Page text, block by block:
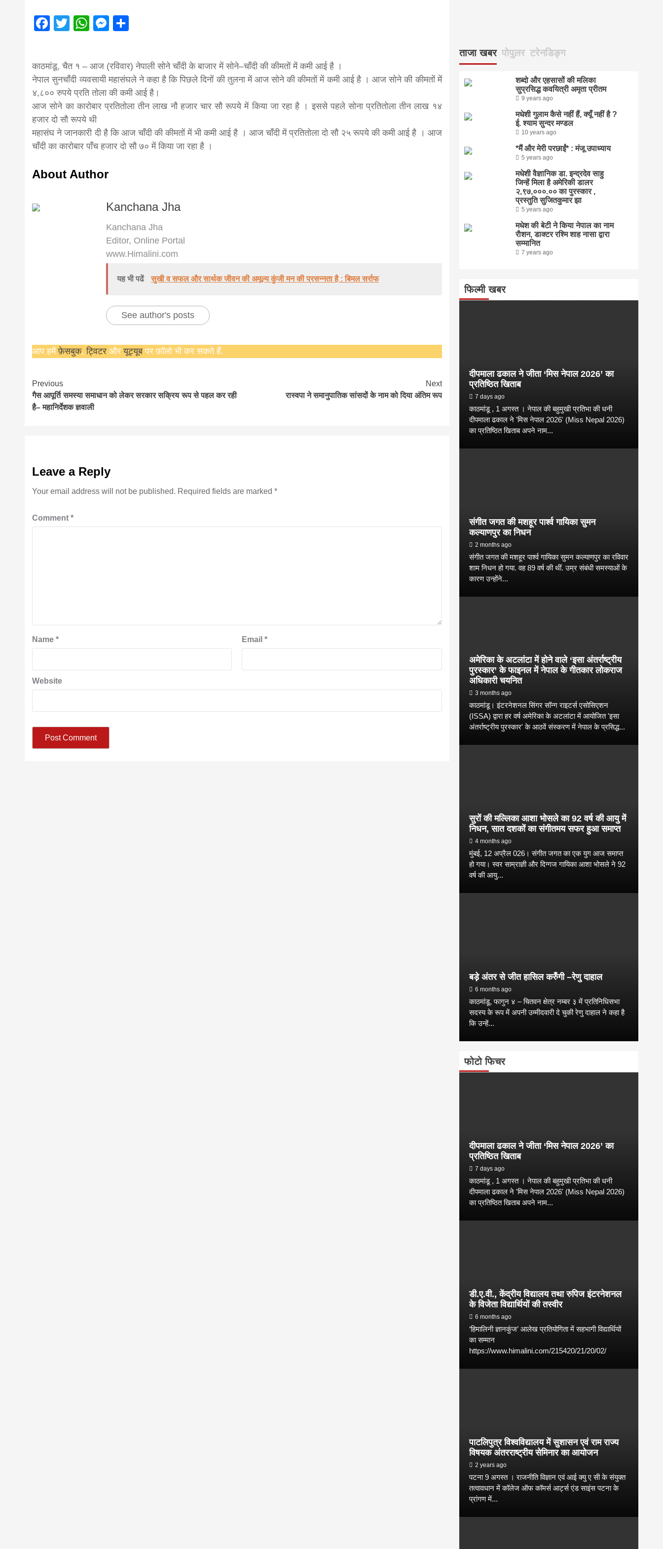
magazine of
news in hindi
from
Nepal,madhesh
news,financial
news,loan,bank
news, madhesh
khabar
Facebook
TwitterWhatsApp
Messenger
काठमांडू, चैत १ – आज (रविवार) नेपाली सोने चाँदी के बाजार में सोने–चाँदी की कीमतों में कमी आई है ।
नेपाल सुनचाँदी व्यवसायी महासंघले ने कहा है कि पिछले दिनों की तुलना में आज सोने की कीमतों में कमी आई है । आज सोने की कीमतों में
४,८०० रुपये प्रति तोला की कमी आई है।
आज सोने का कारोबार प्रतितोला तीन लाख नौ हजार चार सौ रूपये में किया जा रहा है । इससे पहले सोना प्रतितोला तीन लाख १४
हजार दो सौ रूपये थी
महासंघ ने जानकारी दी है कि आज चाँदी की कीमतों में भी कमी आई है । आज चाँदी में प्रतितोला दो सौ २५ रूपये की कमी आई है । आज
चाँदी का कारोबार पाँच हजार दो सौ ७० में किया जा रहा है ।
About Author
Kanchana Jha
Kanchana Jha
Editor, Online Portal
www.Himalini.com
यह भी पढें सुखी व सफल और सार्थक जीवन की अमूल्य कुंजी मन की प्रसन्नता है : बिमल सर्राफ
See author's posts
आप हमेंफ़ेसबुक,ट्विटरऔरयूट्यूब पर फ़ॉलो भी कर सकते हैं.
Continue
Reading
Previous
गैस आपूर्ति समस्या समाधान को लेकर सरकार सक्रिय रूप से पहल कर रही
है– महानिर्देशक ज्ञवाली
Next
रास्वपा ने समानुपातिक सांसदों के नाम को दिया अंतिम रूप
Leave a Reply
Your email address will not be published. Required fields are marked*
Comment*
Name* Email*
Website
आज का पंचांग: आज दिनांक 4 अगस्त 2026 मंगलवार शुभसंवत् 2083
ताजा खबर पोपुलर टरेनडिङ्ग
शब्दो और एहसासों की मलिका
सुप्रसिद्ध कवयित्री अमृता प्रीतम
9 years ago
मधेशी गुलाम कैसे नहीं हैं, क्यूँ नहीं है ?
ई. श्याम सुन्दर मण्डल
10 years ago
*मैं और मेरी परछाईं* : मंजू उपाध्याय
5 years ago
मधेशी वैज्ञानिक डा. इन्द्रदेव साहु
जिन्हें मिला है अमेरिकी डालर
२,९७,०००.०० का पुरस्कार ,
प्रस्तुति सुजितकुमार झा
5 years ago
मधेश की बेटी ने किया नेपाल का नाम
राैशन, डाक्टर रश्मि शाह नासा द्वारा
सम्मानित
7 years ago
फिल्मी खबर
दीपमाला ढकाल ने जीता ‘मिस नेपाल 2026’ का
प्रतिष्ठित खिताब
7 days ago
काठमांडू , 1 अगस्त । नेपाल की बहुमुखी प्रतिभा की धनी
दीपमाला ढकाल ने 'मिस नेपाल 2026' (Miss Nepal 2026)
का प्रतिष्ठित खिताब अपने नाम...
संगीत जगत की मशहूर पार्श्व गायिका सुमन
कल्याणपुर का निधन
2 months ago
संगीत जगत की मशहूर पार्श्व गायिका सुमन कल्याणपुर का रविवार
शाम निधन हो गया. वह 89 वर्ष की थीं. उम्र संबंधी समस्याओं के
कारण उन्होंने...
अमेरिका के अटलांटा में होने वाले ‘इसा अंतर्राष्ट्रीय
पुरस्कार’ के फाइनल में नेपाल के गीतकार लोकराज
अधिकारी चयनित
3 months ago
काठमांडू। इंटरनेशनल सिंगर सॉन्ग राइटर्स एसोसिएशन
(ISSA) द्वारा हर वर्ष अमेरिका के अटलांटा में आयोजित 'इसा
अंतर्राष्ट्रीय पुरस्कार' के आठवें संस्करण में नेपाल के प्रसिद्ध...
सुरों की मल्लिका आशा भोसले का 92 वर्ष की आयु में
निधन, सात दशकों का संगीतमय सफर हुआ समाप्त
4 months ago
मुंबई, 12 अप्रैल 026। संगीत जगत का एक युग आज समाप्त
हो गया। स्वर साम्राज्ञी और दिग्गज गायिका आशा भोसले ने 92
वर्ष की आयु...
बड़े अंतर से जीत हासिल करुँंगी –रेणु दाहाल
6 months ago
काठमांडू, फागुन ४ – चितवन क्षेत्र नम्बर ३ में प्रतिनिधिसभा
सदस्य के रूप में अपनी उम्मीदवारी दे चुकी रेणु दाहाल ने कहा है
कि उन्हें...
फोटो फिचर
दीपमाला ढकाल ने जीता ‘मिस नेपाल 2026’ का
प्रतिष्ठित खिताब
7 days ago
काठमांडू , 1 अगस्त । नेपाल की बहुमुखी प्रतिभा की धनी
दीपमाला ढकाल ने 'मिस नेपाल 2026' (Miss Nepal 2026)
का प्रतिष्ठित खिताब अपने नाम...
डी.ए.वी., केंद्रीय विद्यालय तथा रुपिज इंटरनेशनल
के विजेता विद्यार्थियों की तस्वीर
6 months ago
‘हिमालिनी ज्ञानकुंज’ आलेख प्रतियोगिता में सहभागी विद्यार्थियों
का सम्मान
https://www.himalini.com/215420/21/20/02/
पाटलिपुत्र विश्वविद्यालय में सुशासन एवं राम राज्य
विषयक अंतरराष्ट्रीय सेमिनार का आयोजन
2 years ago
पटना 9 अगस्त । राजनीति विज्ञान एवं आई क्यु ए सी के संयुक्त
तत्वावधान में कॉलेज ऑफ कॉमर्स आर्ट्स एंड साइंस पटना के
प्रांगण में...